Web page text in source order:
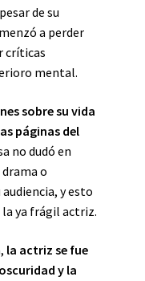
de su
a perder
críticas
mental.
sobre su vida
páginas del
no dudó en
o
y esto
ya frágil actriz.
la actriz se fue
y la